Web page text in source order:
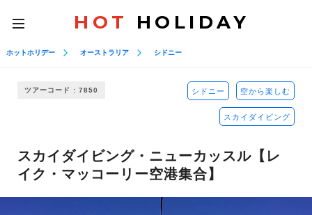
toggle
navigation
HOT HOLIDAY
ホットホリデー オーストラリア シドニー
ツアーコード : 7850 シドニー 空から楽しむ
スカイダイビング
スカイダイビング・ニューカッスル【レ
イク・マッコーリー空港集合】